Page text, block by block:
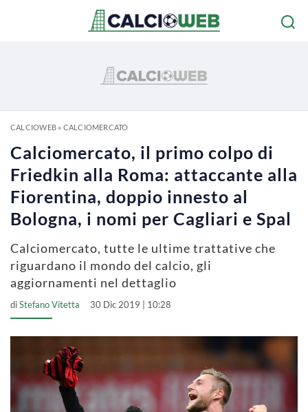
CALCIOWEB» CALCIOMERCATO
Calciomercato, il primo colpo di
Friedkin alla Roma: attaccante alla
Fiorentina, doppio innesto al
Bologna, i nomi per Cagliari e Spal
Calciomercato, tutte le ultime trattative che
riguardano il mondo del calcio, gli
aggiornamenti nel dettaglio
diStefano Vitetta 30 Dic 2019 | 10:28